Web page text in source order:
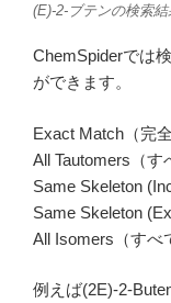
(E)-2-ブテンの検索結
ChemSpiderでは
ができます。
Exact Match（完全
All Tautomers（す
Same Skeleton
Same Skeleton
All Isomers（すべ
例えば(2E)-2-